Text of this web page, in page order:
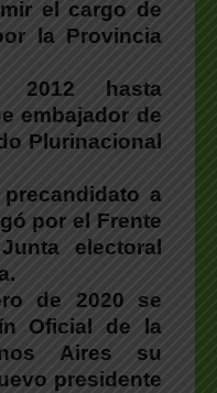
el cargo de
la Provincia
2012 hasta
embajador de
Plurinacional
a
por el Frente
electoral
de 2020 se
Oficial de la
Aires su
presidente